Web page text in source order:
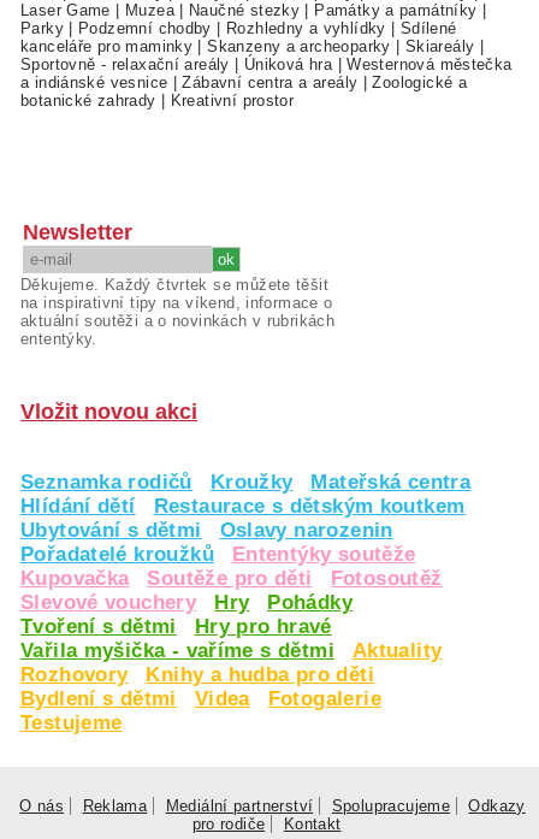
Laser Game
Muzea| Naučné stezky Památky a památníky
Parky| Podzemní chodby Rozhledny a vyhlídky
Sdílené
kanceláře pro maminky |Skanzeny a archeoparky Skiareály
Sportovně - relaxační areály
Úniková hra |Westernová městečka
a indiánské vesnice |Zábavní centra a areály |Zoologické a
botanické zahrady
Kreativní prostor
Newsletter
Děkujeme. Každý čtvrtek se můžete těšit
na inspirativní tipy na víkend, informace o
aktuální soutěži a o novinkách v rubrikách
ententýky.
Vložit novou akci
Seznamka rodičů Kroužky
Mateřská centra
Hlídání dětí
Restaurace s dětským koutkem
Ubytování s dětmi
Oslavy narozenin
Pořadatelé kroužků
Ententýky soutěže
Kupovačka
Soutěže pro děti
Fotosoutěž
Slevové vouchery
Hry
Pohádky
Tvoření s dětmi
Hry pro hravé
Vařila myšička - vaříme s dětmi
Aktuality
Rozhovory
Knihy a hudba pro děti
Bydlení s dětmi
Videa
Fotogalerie
Testujeme
O nás Reklama Mediální partnerství Spolupracujeme
Odkazy
pro rodiče
Kontakt